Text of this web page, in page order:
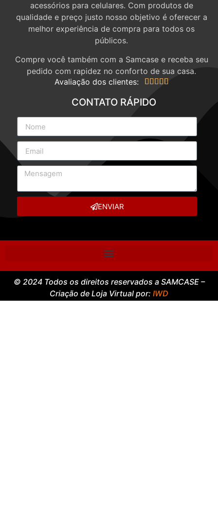
acessórios para celulares. Com produtos de
qualidade e preço justo nosso objetivo é oferecer a
melhor experiência de compra para todos os
públicos.
Compre você também com a Samcase e receba seu
pedido com rapidez no conforto de sua casa.
Avaliação dos clientes:
    
CONTATO RÁPIDO
ENVIAR
© 2024 Todos os direitos reservados a SAMCASE –
Criação de Loja Virtual por: IWD